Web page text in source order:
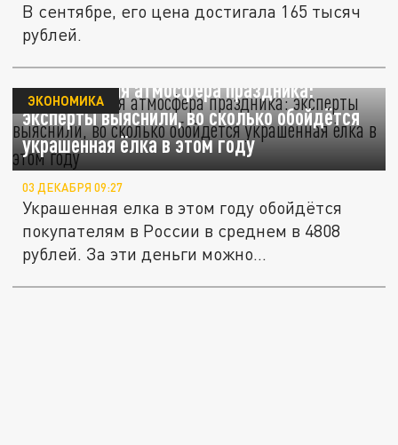
В сентябре, его цена достигала 165 тысяч
рублей.
Минимальная атмосфера праздника:
эксперты выяснили, во сколько обойдётся
украшенная ёлка в этом году
ЭКОНОМИКА
03 ДЕКАБРЯ 09:27
Украшенная елка в этом году обойдётся
покупателям в России в среднем в 4808
рублей. За эти деньги можно...